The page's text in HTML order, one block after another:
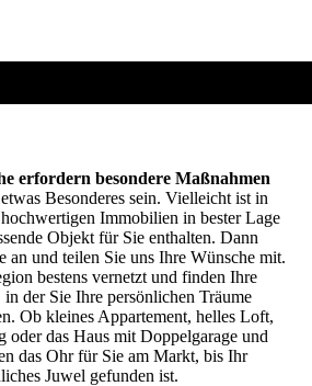
erfordern besondere Maßnahmen
Besonderes sein. Vielleicht ist in
Immobilien in bester Lage
Objekt für Sie enthalten. Dann
an und teilen Sie uns Ihre Wünsche mit.
bestens vernetzt und finden Ihre
der Sie Ihre persönlichen Träume
Ob kleines Appartement, helles Loft,
oder das Haus mit Doppelgarage und
das Ohr für Sie am Markt, bis Ihr
Juwel gefunden ist.